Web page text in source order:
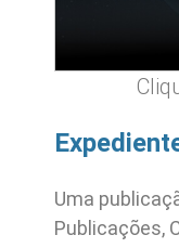
Uma
Publicações,